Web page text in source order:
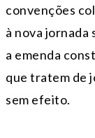
convenções
à nova jornada
a emenda
que tratem de
sem efeito.